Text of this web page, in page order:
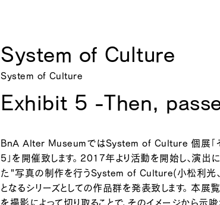
System of Culture
System of Culture
Exhibit 5 -Then,
BnA Alter MuseumではSystem of Culture 個展「
5」を開催致します。 2017年より活動を開始し、演出
た"写真の制作を行うSystem of Culture(小松利光
となるシリーズとしての作品群を発表致します。 本展
を撮影によって切り取ることで、そのイメージから示